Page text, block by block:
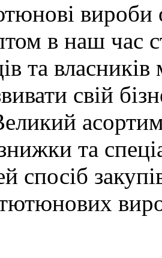
в наш час
та
свій
та
спосіб